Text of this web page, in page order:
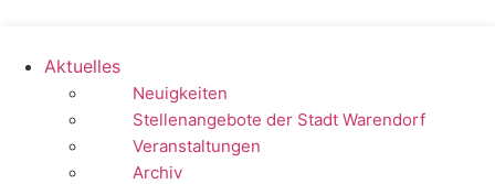
springenAktuelles
Neuigkeiten
Stellenangebote der Stadt Warendorf
Veranstaltungen
Archiv